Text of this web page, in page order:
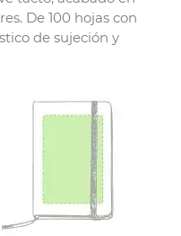
De 100 hojas con
de sujeción y